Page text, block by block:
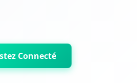
Connecté